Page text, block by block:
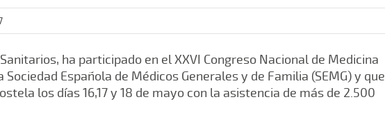
ha participado en el XXVI Congreso Nacional de Medicina
Española de Médicos Generales y de Familia (SEMG) y que
los días 16,17 y 18 de mayo con la asistencia de más de 2.500